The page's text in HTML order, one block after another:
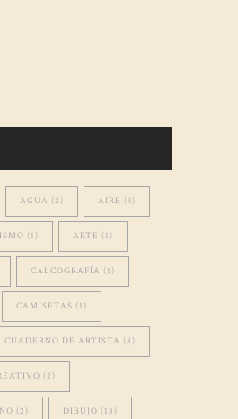
AGUA (2) AIRE (3)
(1) ARTE (1)
CALCOGRAFÍA (1)
CAMISETAS (1)
CUADERNO DE ARTISTA (8)
(2)
(2) DIBUJO (18)